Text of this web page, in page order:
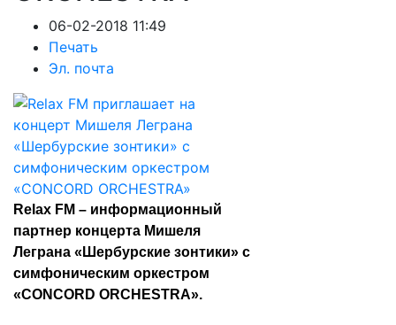
06-02-2018 11:49
Печать
Эл. почта
Relax FM – информационный
партнер концерта Мишеля
Леграна «Шербурские зонтики» с
симфоническим оркестром
«CONCORD ORCHESTRA».